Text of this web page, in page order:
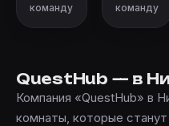
команду
команду
QuestHub — в
Компания «QuestHub» в
комнаты, которые